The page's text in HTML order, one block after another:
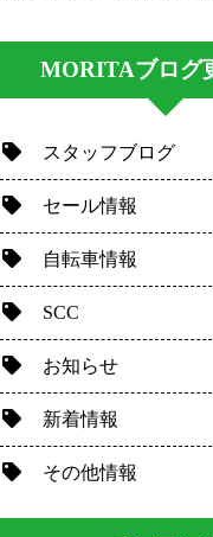
MORITAブログ
スタッフブログ
セール情報
自転車情報
SCC
お知らせ
新着情報
その他情報